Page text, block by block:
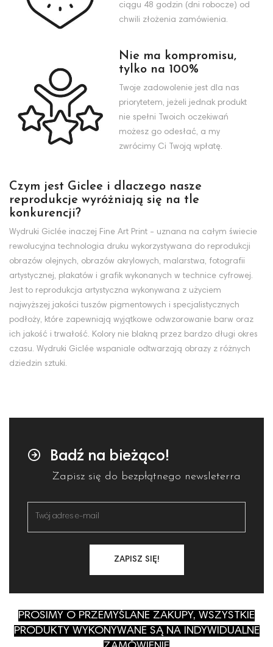
ciągu 48 godzin (dni robocze) od
chwili złożenia zamówienia.
Nie ma kompromisu,
tylko na 100%
Twoje zadowolenie jest dla nas
priorytetem, jeżeli jednak produkt
nie spełni Twoich oczekiwań
możesz go odesłać, a my
zwrócimy Ci Twoją wpłatę.
Czym jest Giclee i dlaczego nasze
reprodukcje wyróżniają się na tle
konkurencji?
Wydruki Giclée inaczej Fine Art Print - uznana na całym świecie
rewolucyjna technologia druku wykorzystywana do reprodukcji
obrazów olejnych, obrazów akrylowych, malarstwa, fotografii
artystycznej, plakatów i grafik wykonanych w technice cyfrowej.
Jest to reprodukcja artystyczna wykonywana z użyciem
najwyższej jakości tuszów pigmentowych i specjalistycznych
podłoży, które zapewniają wyjątkowe odwzorowanie barw oraz
ich jakość i trwałość. Kolory nie blakną przez bardzo długi okres
czasu. Wydruki Giclée wspaniale odtwarzają obrazy z różnych
dziedzin sztuki.
Badź na bieżąco!
Zapisz się do bezpłątnego newsleterra
ZAPISZ SIĘ!
PROSIMY O PRZEMYŚLANE ZAKUPY, WSZYSTKIE
PRODUKTY WYKONYWANE SĄ NA INDYWIDUALNE